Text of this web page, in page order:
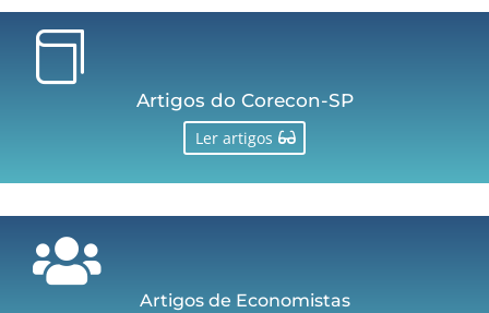

Artigos do Corecon-SP
Ler artigos

Artigos de Economistas